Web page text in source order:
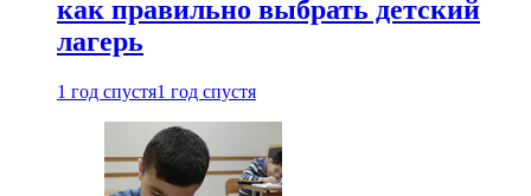
как правильно выбрать детский
лагерь
1 год спустя1 год спустя